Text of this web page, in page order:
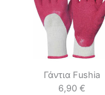
Γάντια Fushia
6,90€